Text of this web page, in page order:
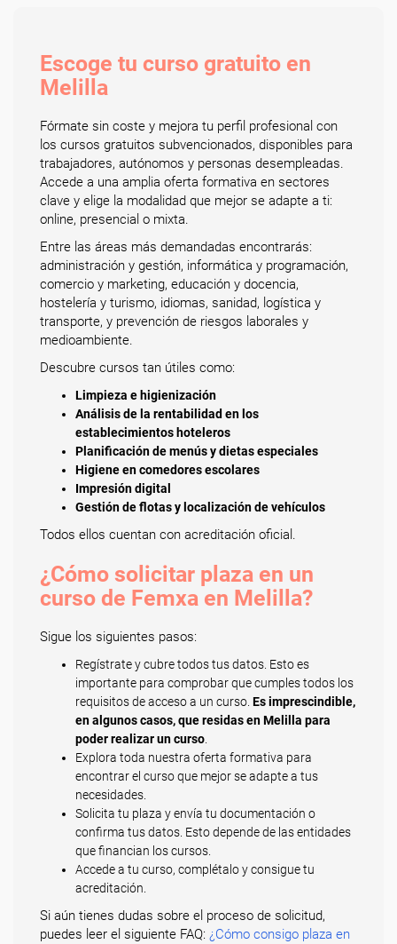
Escoge tu curso gratuito en
Melilla
Fórmate sin coste y mejora tu perfil profesional con
los cursos gratuitos subvencionados, disponibles para
trabajadores, autónomos y personas desempleadas.
Accede a una amplia oferta formativa en sectores
clave y elige la modalidad que mejor se adapte a ti:
online, presencial o mixta.
Entre las áreas más demandadas encontrarás:
administración y gestión, informática y programación,
comercio y marketing, educación y docencia,
hostelería y turismo, idiomas, sanidad, logística y
transporte, y prevención de riesgos laborales y
medioambiente.
Descubre cursos tan útiles como:
Limpieza e higienización
Análisis de la rentabilidad en los
establecimientos hoteleros
Planificación de menús y dietas especiales
Higiene en comedores escolares
Impresión digital
Gestión de flotas y localización de vehículos
Todos ellos cuentan con acreditación oficial.
¿Cómo solicitar plaza en un
curso de Femxa en Melilla?
Sigue los siguientes pasos:
Regístrate y cubre todos tus datos. Esto es
importante para comprobar que cumples todos los
requisitos de acceso a un curso. Es imprescindible,
en algunos casos, que residas en Melilla para
poder realizar un curso
Explora toda nuestra oferta formativa para
encontrar el curso que mejor se adapte a tus
necesidades.
Solicita tu plaza y envía tu documentación o
confirma tus datos. Esto depende de las entidades
que financian los cursos.
Accede a tu curso, complétalo y consigue tu
acreditación.
Si aún tienes dudas sobre el proceso de solicitud,
puedes leer el siguiente FAQ: ¿Cómo consigo plaza en